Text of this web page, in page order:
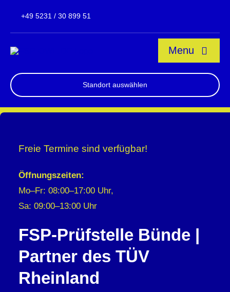
+49 5231 / 30 899 51
Standort auswählen
Menu
Freie Termine sind verfügbar!
Öffnungszeiten:
Mo–Fr: 08:00–17:00 Uhr,
Sa: 09:00–13:00 Uhr
FSP-Prüfstelle Bünde |
Partner des TÜV
Rheinland